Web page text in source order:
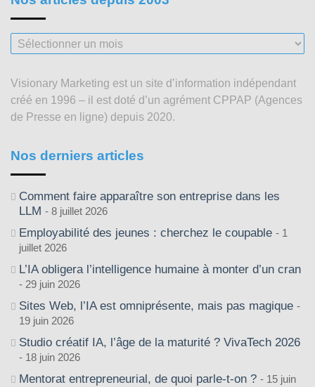
Nos
articles
2003
Visionary Marketing est un site d’information indépendant
créé en 1996 – il est doté d’un agrément CPPAP (Agences
de Presse en ligne) depuis 2020.
Nos derniers articles
Comment faire apparaître son entreprise dans les
LLM
8 juillet 2026
Employabilité des jeunes : cherchez le coupable
1
juillet 2026
L’IA obligera l’intelligence humaine à monter d’un cran
29 juin 2026
Sites Web, l’IA est omniprésente, mais pas magique
19 juin 2026
Studio créatif IA, l’âge de la maturité ? VivaTech 2026
18 juin 2026
Mentorat entrepreneurial, de quoi parle-t-on ?
15 juin